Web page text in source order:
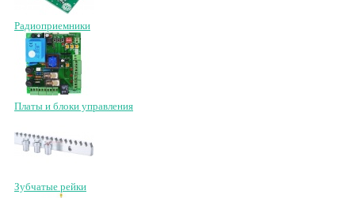
Радиоприемники
Платы и блоки управления
Зубчатые рейки